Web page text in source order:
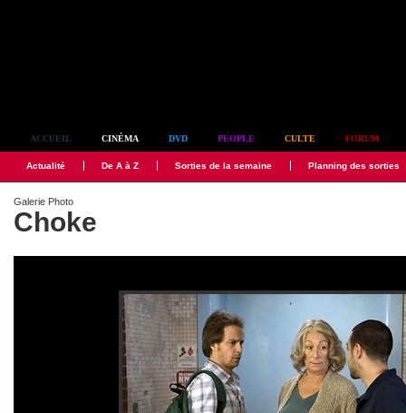
ACCUEIL CINÉMA DVD PEOPLE CULTE FORUM
Actualité De A à Z Sorties de la semaine Planning des sorties
Galerie Photo
Choke